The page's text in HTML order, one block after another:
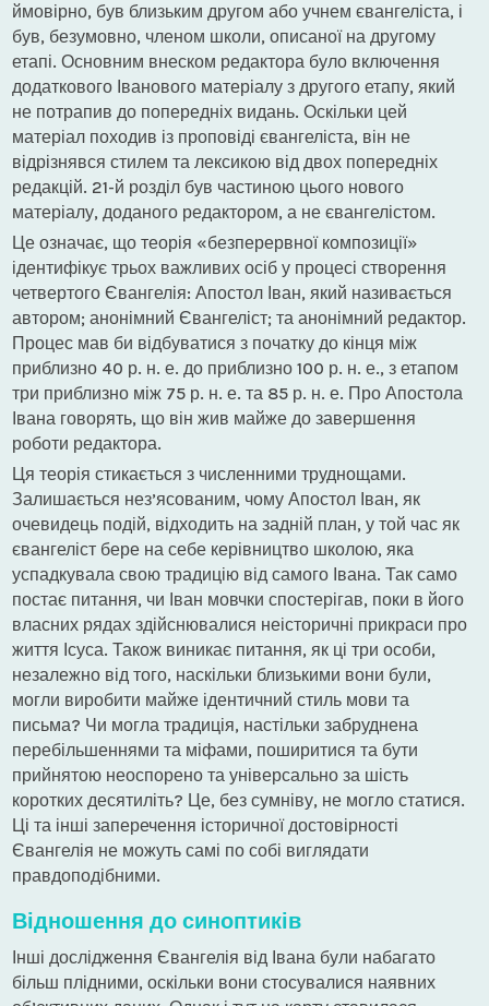
ймовірно, був близьким другом або учнем євангеліста, і
був, безумовно, членом школи, описаної на другому
етапі. Основним внеском редактора було включення
додаткового Іванового матеріалу з другого етапу, який
не потрапив до попередніх видань. Оскільки цей
матеріал походив із проповіді євангеліста, він не
відрізнявся стилем та лексикою від двох попередніх
редакцій. 21-й розділ був частиною цього нового
матеріалу, доданого редактором, а не євангелістом.
Це означає, що теорія «безперервної композиції»
ідентифікує трьох важливих осіб у процесі створення
четвертого Євангелія: Апостол Іван, який називається
автором; анонімний Євангеліст; та анонімний редактор.
Процес мав би відбуватися з початку до кінця між
приблизно 40 р. н. е. до приблизно 100 р. н. е., з етапом
три приблизно між 75 р. н. е. та 85 р. н. е. Про Апостола
Івана говорять, що він жив майже до завершення
роботи редактора.
Ця теорія стикається з численними труднощами.
Залишається нез’ясованим, чому Апостол Іван, як
очевидець подій, відходить на задній план, у той час як
євангеліст бере на себе керівництво школою, яка
успадкувала свою традицію від самого Івана. Так само
постає питання, чи Іван мовчки спостерігав, поки в його
власних рядах здійснювалися неісторичні прикраси про
життя Ісуса. Також виникає питання, як ці три особи,
незалежно від того, наскільки близькими вони були,
могли виробити майже ідентичний стиль мови та
письма? Чи могла традиція, настільки забруднена
перебільшеннями та міфами, поширитися та бути
прийнятою неоспорено та універсально за шість
коротких десятиліть? Це, без сумніву, не могло статися.
Ці та інші заперечення історичної достовірності
Євангелія не можуть самі по собі виглядати
правдоподібними.
Відношення до синоптиків
Інші дослідження Євангелія від Івана були набагато
більш плідними, оскільки вони стосувалися наявних